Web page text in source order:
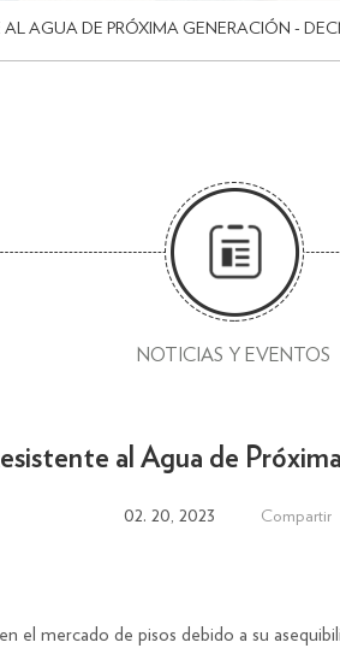
AL AGUA DE PRÓXIMA GENERACIÓN -
NOTICIAS Y EVENTOS
al Agua de
02. 20, 2023 Compartir
el mercado de pisos debido a su